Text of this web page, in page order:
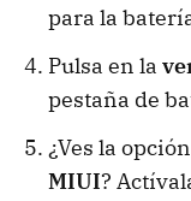
para la
Pulsa en la
pestaña de
¿Ves la
MIUI?